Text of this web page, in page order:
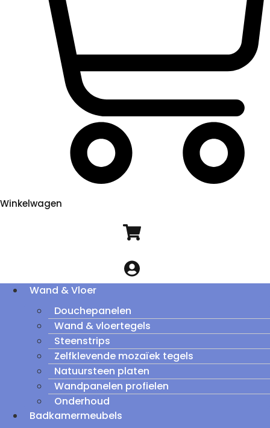
Winkelwagen
Wand & Vloer
Douchepanelen
Wand & vloertegels
Steenstrips
Zelfklevende mozaïek tegels
Natuursteen platen
Wandpanelen profielen
Onderhoud
Badkamermeubels